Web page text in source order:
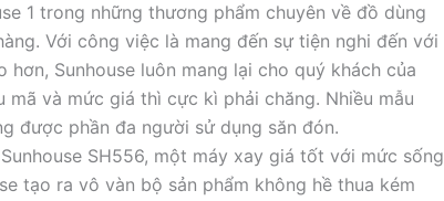
1 trong những thương phẩm chuyên về đồ dùng
Với công việc là mang đến sự tiện nghi đến với
Sunhouse luôn mang lại cho quý khách của
và mức giá thì cực kì phải chăng. Nhiều mẫu
được phần đa người sử dụng săn đón.
SH556, một máy xay giá tốt với mức sống
tạo ra vô vàn bộ sản phẩm không hề thua kém